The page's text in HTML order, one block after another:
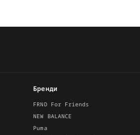
Бренди
FRND For Friends
NEW BALANCE
Puma